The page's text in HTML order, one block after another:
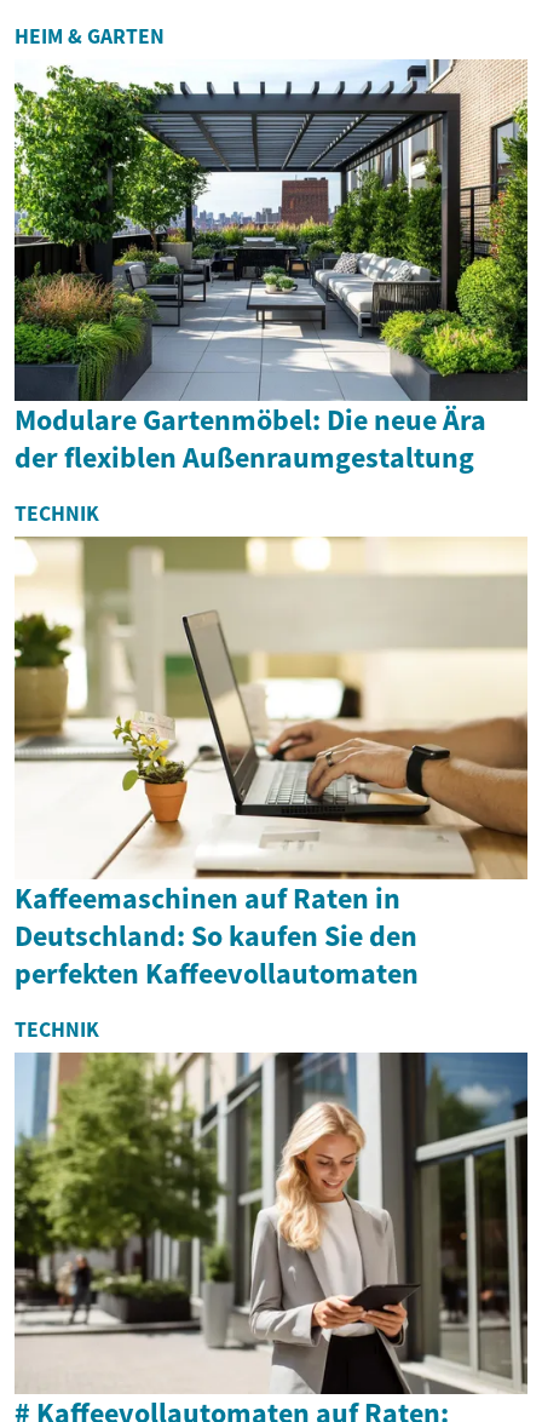
HEIM & GARTEN
Modulare Gartenmöbel: Die neue Ära
der flexiblen Außenraumgestaltung
TECHNIK
Kaffeemaschinen auf Raten in
Deutschland: So kaufen Sie den
perfekten Kaffeevollautomaten
TECHNIK
# Kaffeevollautomaten auf Raten: